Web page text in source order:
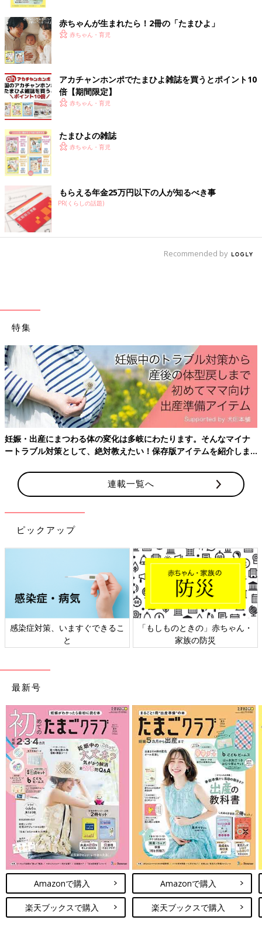
んと一緒にママ・パパも昼寝を30分～1時間程度してみましょ
う。そうすることで、赤ちゃんの夕方のグズりを減らすことがで
きます。また、ママ・パパもリフレッシュできて、仕事の効率が
アップすることも期待できます。
【解決法】2歳ごろ以降なら、無理に寝かせず、ひとり遊
びタイムを設定
子どもが２歳
したくなくなる子も出てきます。昼寝をしてくれない場合、無理
やり昼寝をさせる必要はありません。昼寝の時間＝ゆっくりする
時間と考えればOKです。ただし、テレビや動画は控えましょ
う。
20分ほどタイマーを設定し、「20分好きなことで遊んでいい
よ」と伝え、おもちゃを準備します。ブロック遊び、お絵描き、
絵本を読むなど、好きなことで遊んでもらいましょう。
ことで、ママ・パパは自分の時間を確保できます。そして、途中
日中に昼寝をしない分、夜は１８時半や１９時ごろなど、早めに
就寝させましょう。もし、ママ・パパのお仕事が残っていたら、
子どもが早く寝てくれることにより、子どもが寝たあとに、少し
仕事ができる時間も作れると思います。
【お悩み その２】 夜なかなか寝てくれない
休園で子どもが家にいるとき、日中、子どもがたくさん昼寝をし
てくれると、ママ・パパは仕事ができていいからといって、寝か
せすぎていませんか？
赤ちゃんは日中の昼寝が長すぎると、夜に眠くならず、眠ってく
れない…いうこともよくあることなのです。
【解決法】夕方の昼寝を避け、朝はしかり日光浴を
は、赤ちゃんが1歳6カ月くらいまでは１５時ごろまでに、1歳6
カ月以降は、１４時ごろまでには切り上げましょう。
そして、夜の睡眠を促すために、最も大切なことは朝の日光浴で
す。朝、日光をしっかり浴びることで、幸せホルモンとも言われ
ているセロトニンを分泌させることができます。そのセロトニン
が夕方から夜にかけて、睡眠ホルモンと言われるメラトニンに変
化していくのです。これは、赤ちゃんだけではなく、ママ・パパ
にもいいことなので、日光浴を心がけてみましょう。
また、夕方から夜にかけては明るい照明を控え、少し落ち着いた
【お悩み その3】 夜泣きが再発！
在宅で育児・仕事をすると、最初は生活リズムが大きく崩れてし
まうことが多いと思います。一度収まった 夜泣きに、再度悩まさ
れることも多いです。
【解決法】できるだけ生活リズムを一定に
私は、子どもが家に常にいる中で、1年ほど在宅勤務をしていま
した。だから、みなさんの大変さがよくわかります。仕事をしよ
うとデスクに座った瞬間に「ママー！」と呼ばれたり、１時間お
きに「おなかすいた！」と言われたり…。
私も生活リズムがつかめるまで、爆発しそうなときもありまし
た。けれど、ママ・パパがイライラしていたり、あせっている
と、子どもはそれを察知して不安定になってしまうことがありま
す。
ママ・パパができることは、保育園（もしくは幼稚園など）が休
赤ちゃんが生まれたら！2冊の「たまひよ」
赤ちゃん・育児
アカチャンホンポでたまひよ雑誌を買うとポイント10
倍【期間限定】
赤ちゃん・育児
たまひよの雑誌
赤ちゃん・育児
もらえる年金25万円以下の人が知るべき事
PR(くらしの話題)
Recommended by
特集
妊娠・出産にまつわる体の変化は多岐にわたります。そんなマイナ
ートラブル対策として、絶対教えたい！保存版アイテムを紹介しま
連載一覧へ
ピックアップ
感染症対策、いますぐできるこ
と
「もしものときの」赤ちゃん・
家族の防災
最新号
Amazonで購入
楽天ブックスで購入
Amazonで購入
楽天ブックスで購入